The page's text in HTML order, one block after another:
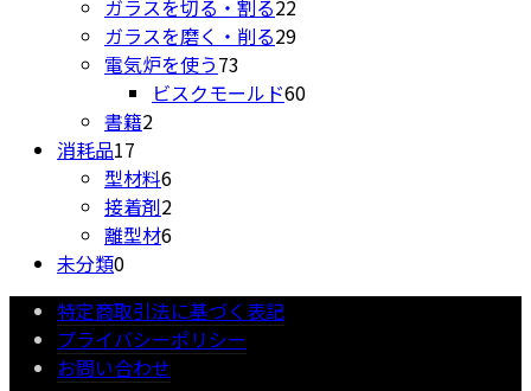
品 商
品
の
商
品
個
の
商
品
ガラスを切る・割る2222
個
商
ガラスを磨く・削る2929
の
電気炉を使う73
個
ビスクモールド6060
書籍22
の
商
品
消耗品17
個
の
商
型材料66
個
の
品
接着剤22
個
商
品
離型材66
の
商
品
未分類00
個
の
商
品
特定商取引法に基づく表記
プライバシーポリシー
お問い合わせ